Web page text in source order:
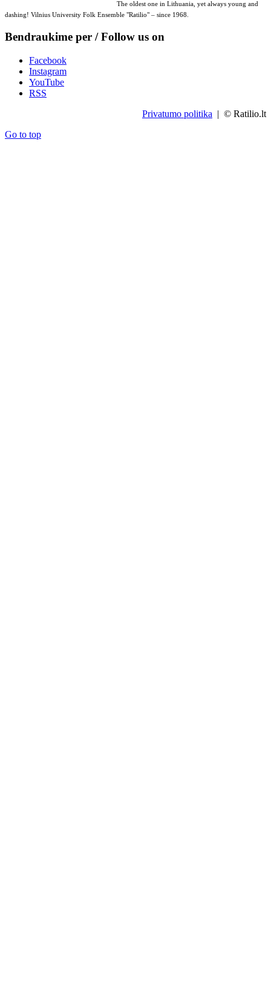
The oldest one in Lithuania, yet always young and
dashing! Vilnius University Folk Ensemble "Ratilio" – since 1968.
Bendraukime per / Follow us on
Facebook
Instagram
YouTube
RSS
Privatumo politika | © Ratilio.lt
Go to top